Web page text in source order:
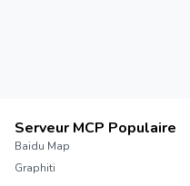
Serveur MCP Populaire
Baidu Map
Graphiti